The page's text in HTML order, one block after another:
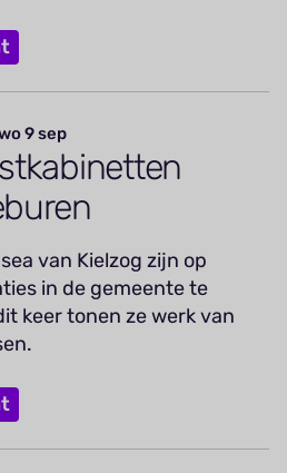
9 sep
van Kielzog zijn op
in de gemeente te
keer tonen ze werk van